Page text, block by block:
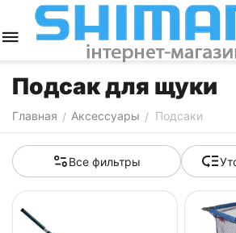
Подсак для щуки
Главная / Аксессуары / Подсаки
Все фильтры